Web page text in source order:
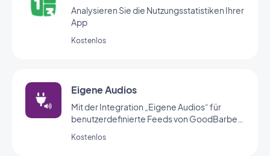
Analysieren Sie die Nutzungsstatistiken Ihrer
App
Kostenlos
Eigene Audios
Mit der Integration „Eigene Audios“ für
benutzerdefinierte Feeds von GoodBarber
benutzerdefinierten Feed.
Kostenlos